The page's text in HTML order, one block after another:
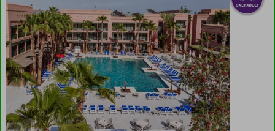
mogelijk